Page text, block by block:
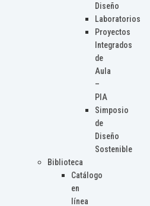
Diseño
Laboratorios
Proyectos
Integrados
de
Aula
–
PIA
Simposio
de
Diseño
Sostenible
Biblioteca
Catálogo
en
línea